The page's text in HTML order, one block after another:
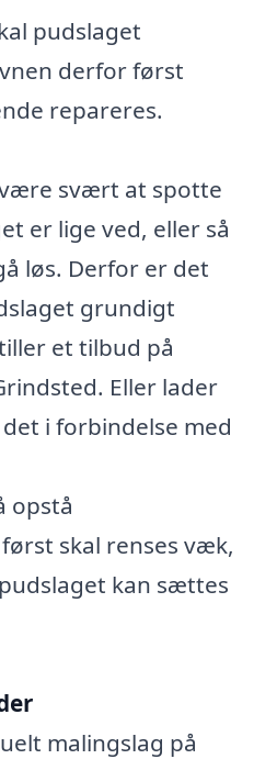
pudslaget
derfor først
repareres.
svært at spotte
er lige ved, eller så
løs. Derfor er det
grundigt
et tilbud på
Eller lader
i forbindelse med
opstå
skal renses væk,
kan sættes
malingslag på